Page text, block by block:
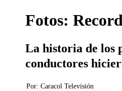
Fotos:
La historia de los
conductores
Por: Caracol Televisión